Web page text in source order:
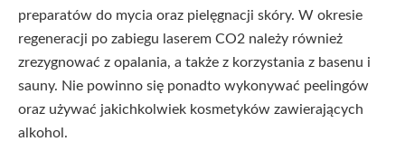
preparatów do mycia oraz pielęgnacji skóry. W okresie
regeneracji po zabiegu laserem CO2 należy również
zrezygnować z opalania, a także z korzystania z basenu i
sauny. Nie powinno się ponadto wykonywać peelingów
oraz używać jakichkolwiek kosmetyków zawierających
alkohol.